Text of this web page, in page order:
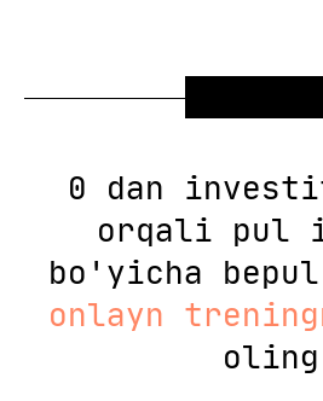
0 dan
orqali pul
bo'yicha bepul
onlayn
oling